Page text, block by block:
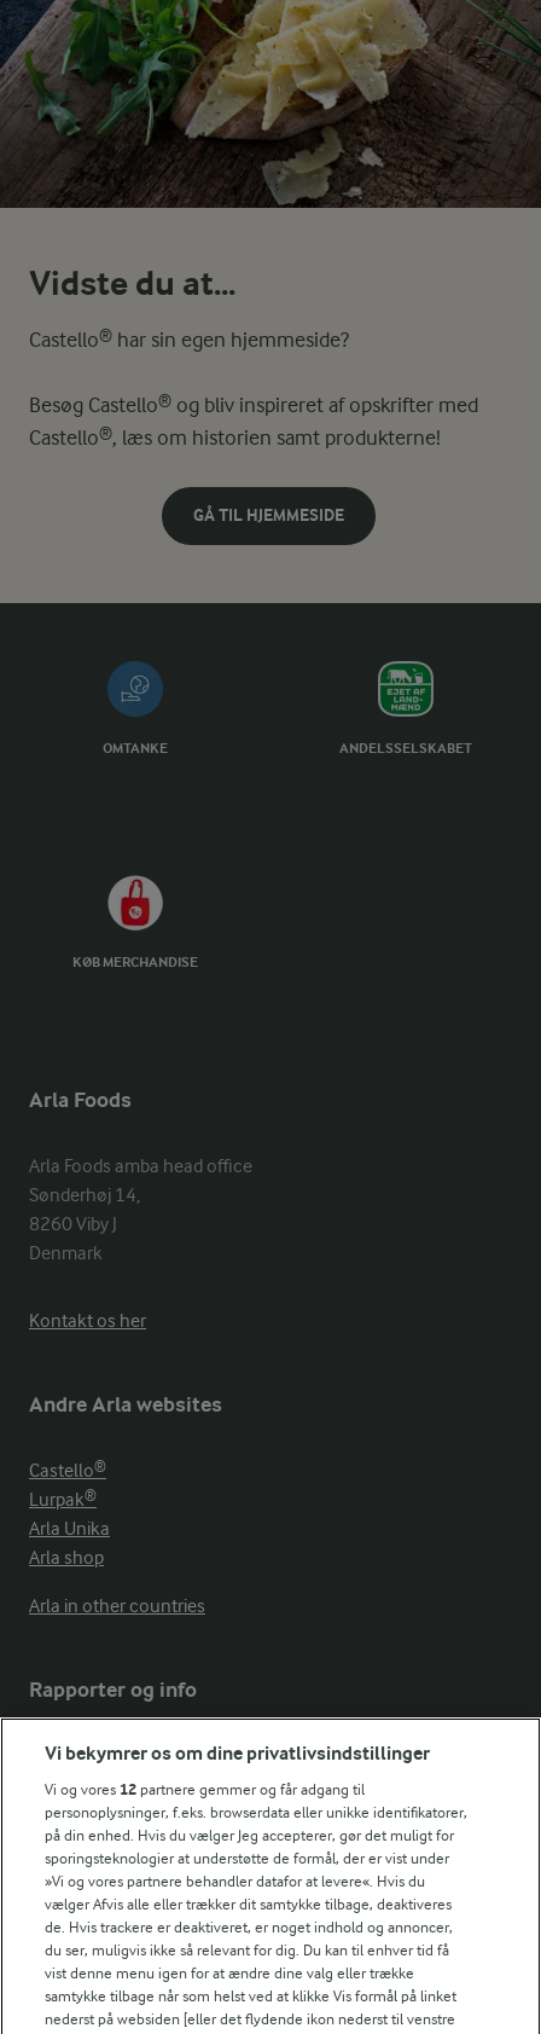
Vidste du at...
Castello® har sin egen hjemmeside?
Besøg Castello® og bliv inspireret af opskrifter med
Castello®, læs om historien samt produkterne!
GÅ TIL HJEMMESIDE
OMTANKE ANDELSSELSKABET
KØB MERCHANDISE
Arla Foods
Arla Foods amba head office
Sønderhøj 14,
8260 Viby J
Denmark
Kontakt os her
Andre Arla websites
Castello®
Lurpak®
Arla Unika
Arla shop
Arla in other countries
Rapporter og info
Årsrapport
FarmAhead™ Check rapport
Andelshaverinfo: Mælkepris
Fødevarestyrelsens smiley-rapporter for Arla Foods
Fødevarestyrelsens smiley-rapporter for Jörd
Fødevarestyrelsens smiley-rapporter for Lurpak PB
Følg
Vi bekymrer os om dine privatlivsindstillinger
Vi og vores 12 partnere gemmer og får adgang til
personoplysninger, f.eks. browserdata eller unikke identifikatorer,
på din enhed. Hvis du vælger Jeg accepterer, gør det muligt for
sporingsteknologier at understøtte de formål, der er vist under
»Vi og vores partnere behandler datafor at levere«. Hvis du
vælger Afvis alle eller trækker dit samtykke tilbage, deaktiveres
de. Hvis trackere er deaktiveret, er noget indhold og annoncer,
du ser, muligvis ikke så relevant for dig. Du kan til enhver tid få
vist denne menu igen for at ændre dine valg eller trække
samtykke tilbage når som helst ved at klikke Vis formål på linket
nederst på websiden [eller det flydende ikon nederst til venstre